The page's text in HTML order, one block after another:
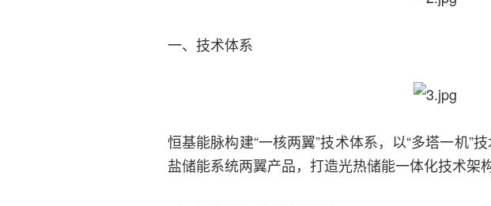
一、技术体系
恒基能脉构建“一核两翼”技术体系，以“多塔一机”
盐储能系统两翼产品，打造光热储能一体化技术架构